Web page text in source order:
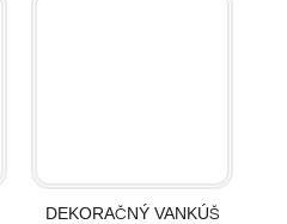
DEKORAČNÝ VANKÚŠ